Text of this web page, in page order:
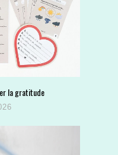
la gratitude